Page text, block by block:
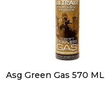
Asg Green Gas 570 ML